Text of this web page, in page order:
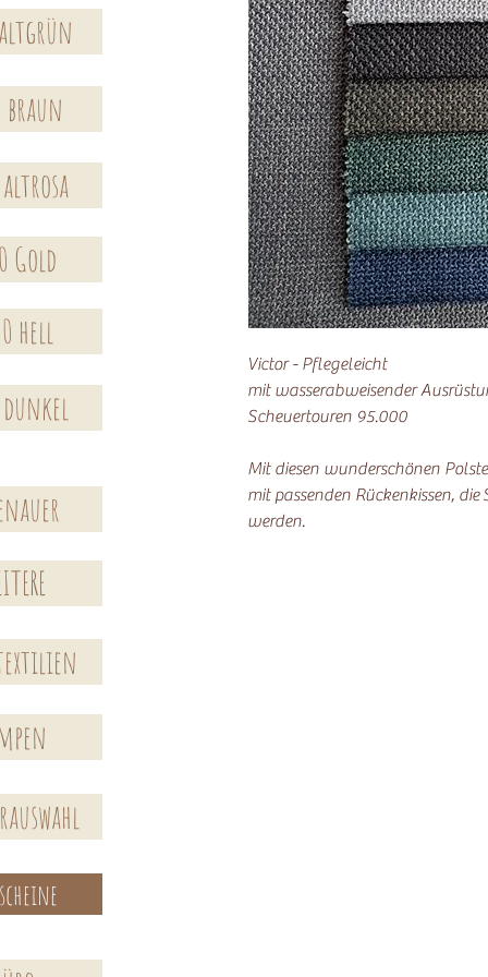
Victor - Pflegeleicht
mit wasserabweisender
Scheuertouren 95.000
Mit diesen wunderschönen
mit passenden Rückenkissen,
werden.
braun
Gold
hell